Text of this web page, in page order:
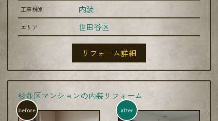
工事種別 内装
エリア 世田谷区
リフォーム詳細
杉並区マンションの内装リフォーム
before after